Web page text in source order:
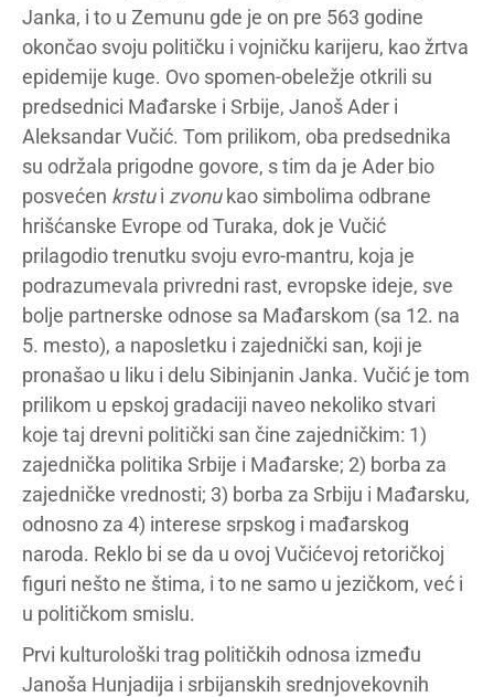
Janka, i to u Zemunu gde je on pre 563 godine
okončao svoju političku i vojničku karijeru, kao žrtva
epidemije kuge. Ovo spomen-obeležje otkrili su
predsednici Mađarske i Srbije, Janoš Ader i
Aleksandar Vučić. Tom prilikom, oba predsednika
su održala prigodne govore, s tim da je Ader bio
posvećen krstui zvonu kao simbolima odbrane
hrišćanske Evrope od Turaka, dok je Vučić
prilagodio trenutku svoju evro-mantru, koja je
podrazumevala privredni rast, evropske ideje, sve
bolje partnerske odnose sa Mađarskom (sa 12. na
5. mesto), a naposletku i zajednički san, koji je
pronašao u liku i delu Sibinjanin Janka. Vučić je tom
prilikom u epskoj gradaciji naveo nekoliko stvari
koje taj drevni politički san čine zajedničkim: 1)
zajednička politika Srbije i Mađarske; 2) borba za
zajedničke vrednosti; 3) borba za Srbiju i Mađarsku,
odnosno za 4) interese srpskog i mađarskog
naroda. Reklo bi se da u ovoj Vučićevoj retoričkoj
figuri nešto ne štima, i to ne samo u jezičkom, već i
u političkom smislu.
Prvi kulturološki trag političkih odnosa između
Janoša Hunjadija i srbijanskih srednjovekovnih